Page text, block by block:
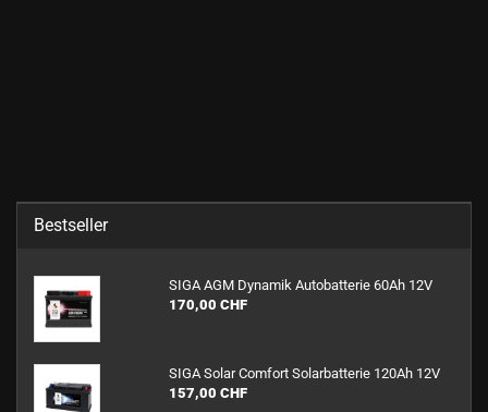
Bestseller
SIGA AGM Dy­na­mik Au­to­bat­te­rie 60Ah 12V
170,00 CHF
SIGA Solar Com­fort So­lar­bat­te­rie 120Ah 12V
157,00 CHF